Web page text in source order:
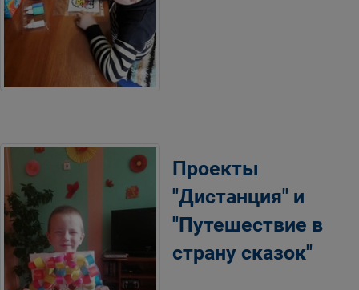
Проекты
"Дистанция" и
"Путешествие в
страну сказок"